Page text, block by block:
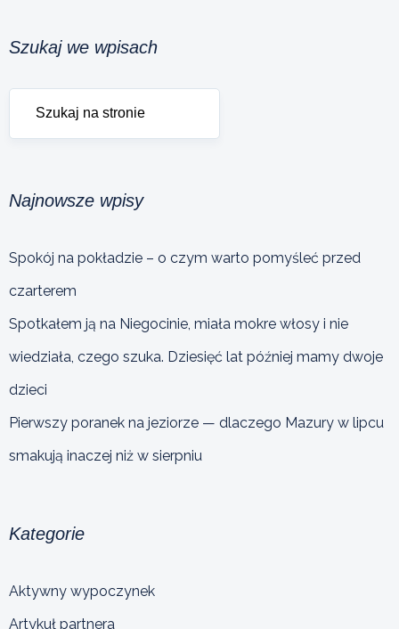
Szukaj we wpisach
Najnowsze wpisy
Spokój na pokładzie – o czym warto pomyśleć przed
czarterem
Spotkałem ją na Niegocinie, miała mokre włosy i nie
wiedziała, czego szuka. Dziesięć lat później mamy dwoje
dzieci
Pierwszy poranek na jeziorze — dlaczego Mazury w lipcu
smakują inaczej niż w sierpniu
Kategorie
Aktywny wypoczynek
Artykuł partnera